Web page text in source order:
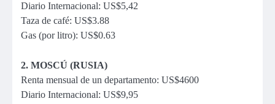
Diario Internacional: US$5,42
Taza de café: US$3.88
Gas (por litro): US$0.63
2. MOSCÚ (RUSIA)
Renta mensual de un departamento: US$4600
Diario Internacional: US$9,95